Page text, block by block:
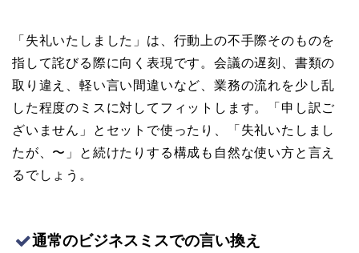
「失礼いたしました」は、行動上の不手際そのものを
指して詫びる際に向く表現です。会議の遅刻、書類の
取り違え、軽い言い間違いなど、業務の流れを少し乱
した程度のミスに対してフィットします。「申し訳ご
ざいません」とセットで使ったり、「失礼いたしまし
たが、〜」と続けたりする構成も自然な使い方と言え
るでしょう。
通常のビジネスミスでの言い換え